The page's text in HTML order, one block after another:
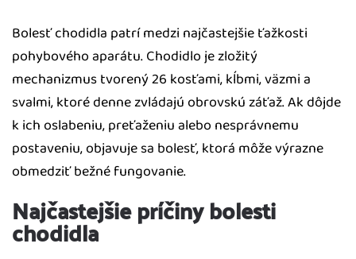
Bolesť chodidla patrí medzi najčastejšie ťažkosti
pohybového aparátu. Chodidlo je zložitý
mechanizmus tvorený 26 kosťami, kĺbmi, väzmi a
svalmi, ktoré denne zvládajú obrovskú záťaž. Ak dôjde
k ich oslabeniu, preťaženiu alebo nesprávnemu
postaveniu, objavuje sa bolesť, ktorá môže výrazne
obmedziť bežné fungovanie.
Najčastejšie príčiny bolesti
chodidla